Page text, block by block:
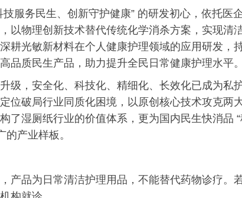
服务民生、创新守护健康” 的研发初心，依托医
以物理创新技术替代传统化学消杀方案，实现清
耕光敏新材料在个人健康护理领域的应用研发，
品质民生产品，助力提升全民日常健康护理水平
级，安全化、科技化、精细化、长效化已成为私
位破局行业同质化困境，以原创核心技术攻克两
了湿厕纸行业的价值体系，更为国内民生快消品
产业样板。
产品为日常清洁护理用品，不能替代药物诊疗。